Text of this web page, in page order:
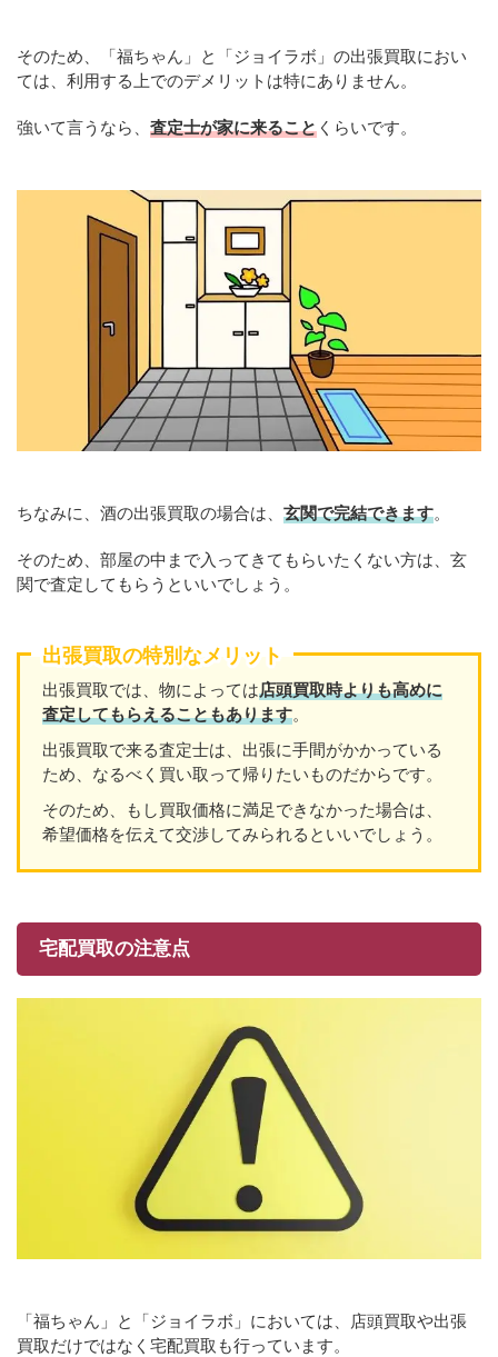
そのため、「福ちゃん」と「ジョイラボ」の出張買取におい
ては、利用する上でのデメリットは特にありません。
強いて言うなら、 査定士が家に来ること くらいです。
ちなみに、酒の出張買取の場合は、 玄関で完結できます。
そのため、部屋の中まで入ってきてもらいたくない方は、玄
関で査定してもらうといいでしょう。
出張買取の特別なメリット
出張買取では、物によっては店頭買取時よりも高めに
査定してもらえることもあります。
出張買取で来る査定士は、出張に手間がかかっている
ため、なるべく買い取って帰りたいものだからです。
そのため、もし買取価格に満足できなかった場合は、
希望価格を伝えて交渉してみられるといいでしょう。
宅配買取の注意点
「福ちゃん」と「ジョイラボ」においては、店頭買取や出張
買取だけではなく宅配買取も行っています。